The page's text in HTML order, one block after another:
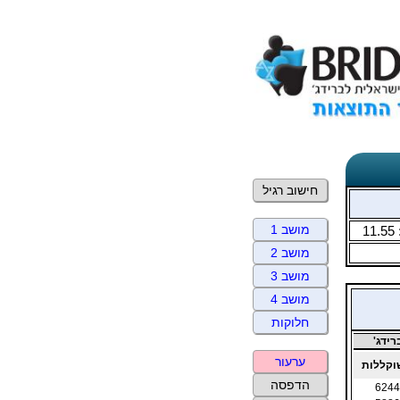
11.55
6244
חישוב רגיל
מושב 1
מושב 2
מושב 3
מושב 4
חלוקות
ערעור
הדפסה